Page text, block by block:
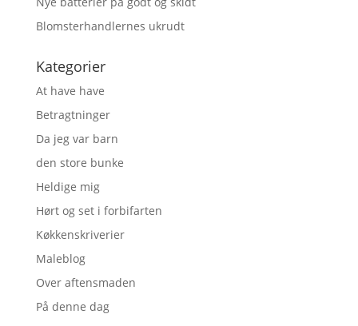
Blomsterhandlernes ukrudt
Kategorier
At have have
Betragtninger
Da jeg var barn
den store bunke
Heldige mig
Hørt og set i forbifarten
Køkkenskriverier
Maleblog
Over aftensmaden
På denne dag